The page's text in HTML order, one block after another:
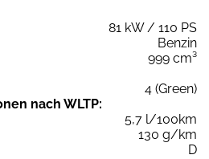
81 kW / 110 PS
Benzin
999 cm³
4 (Green)
nach WLTP:
5,7 l/100km
130 g/km
D